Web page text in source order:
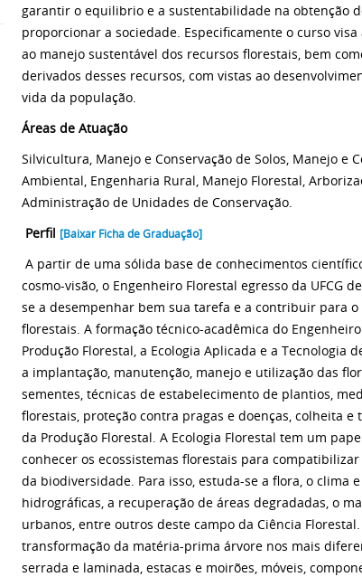
garantir o equilibrio e a sustentabilidade na obtenção
proporcionar a sociedade. Especificamente o curso
ao manejo sustentável dos recursos florestais, bem
derivados desses recursos, com vistas ao
vida da população.
Áreas de Atuação
Silvicultura, Manejo e Conservação de Solos, Manejo e
Ambiental, Engenharia Rural, Manejo Florestal,
Administração de Unidades de Conservação.
Perfil [Baixar Ficha de Graduação]
A partir de uma sólida base de conhecimentos
cosmo-visão, o Engenheiro Florestal egresso da UFCG
se a desempenhar bem sua tarefa e a contribuir para
florestais. A formação técnico-acadêmica do
Produção Florestal, a Ecologia Aplicada e a
a implantação, manutenção, manejo e utilização das
sementes, técnicas de estabelecimento de plantios,
florestais, proteção contra pragas e doenças, colheita
da Produção Florestal. A Ecologia Florestal tem um
conhecer os ecossistemas florestais para
da biodiversidade. Para isso, estuda-se a flora, o clima
hidrográficas, a recuperação de áreas degradadas, o
urbanos, entre outros deste campo da Ciência
transformação da matéria-prima árvore nos mais
serrada e laminada, estacas e moirões, móveis,